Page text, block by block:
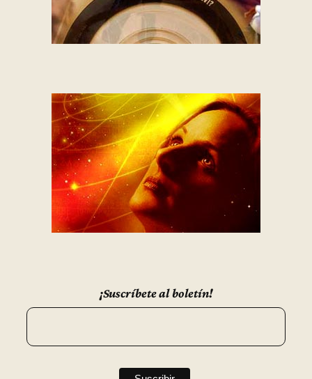
¡Suscríbete al boletín!